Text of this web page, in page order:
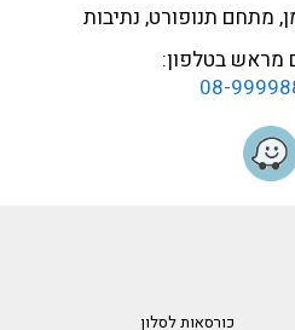
מתחם תנופורט, נתיבות
מראש בטלפון:
08-
כורסאות לסלון